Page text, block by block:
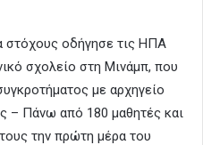
στόχους οδήγησε τις ΗΠΑ
σχολείο στη Μινάμπ, που
με αρχηγείο
– Πάνω από 180 μαθητές και
την πρώτη μέρα του